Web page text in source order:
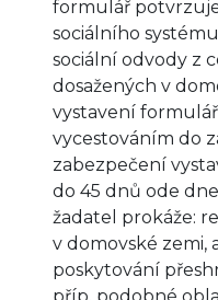
formulář
sociálního
sociální odvody z
dosažených v
vystavení
vycestováním do
zabezpečení
do 45 dnů ode
žadatel prokáže:
v domovské zemi,
poskytování